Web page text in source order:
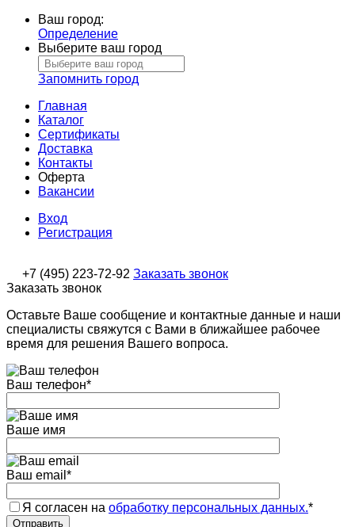
Ваш город:
Определение
Выберите ваш город
Запомнить город
Главная
Каталог
Сертификаты
Доставка
Контакты
Оферта
Вакансии
Вход
Регистрация
+7 (495) 223-72-92 Заказать звонок
Заказать звонок
Оставьте Ваше сообщение и контактные данные и наши
специалисты свяжутся с Вами в ближайшее рабочее
время для решения Вашего вопроса.
Ваш телефон*
Ваше имя
Ваш email *
Я согласен на обработку персональных данных.*